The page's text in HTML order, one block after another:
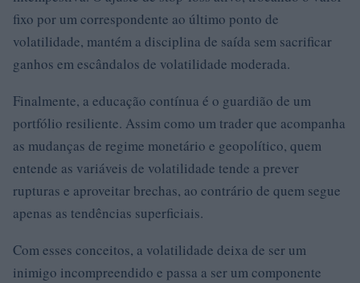
fixo por um correspondente ao último ponto de
volatilidade, mantém a disciplina de saída sem sacrificar
ganhos em escândalos de volatilidade moderada.
Finalmente, a educação contínua é o guardião de um
portfólio resiliente. Assim como um trader que acompanha
as mudanças de regime monetário e geopolítico, quem
entende as variáveis de volatilidade tende a prever
rupturas e aproveitar brechas, ao contrário de quem segue
apenas as tendências superficiais.
Com esses conceitos, a volatilidade deixa de ser um
inimigo incompreendido e passa a ser um componente